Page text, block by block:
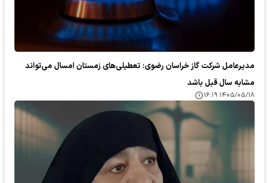
مدیرعامل شرکت گاز خراسان رضوی: تعطیلی‌های زمستان امسال می‌تواند
مشابه سال قبل باشد
۱۴۰۵/۰۵/۱۸ ۱۶:۱۹